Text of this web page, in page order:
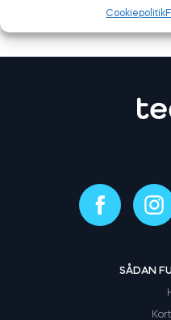
Cookiepolitik
SÅDAN